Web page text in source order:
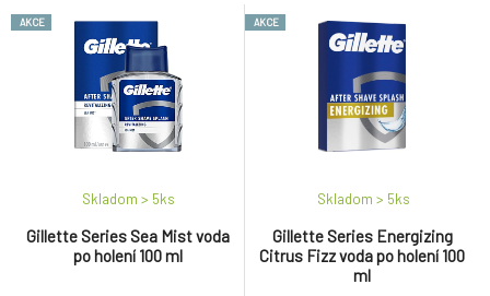
prírodným výťažkom z aloe vera
a vitamínom E.
výťažok z Aloe Vera.
AKCE
Gillette Series Sea Mist voda
po holení 100 ml
Skladom > 5ks
AKCE
Gillette Series Energizing
Citrus Fizz voda po holení 100
ml
Skladom > 5ks